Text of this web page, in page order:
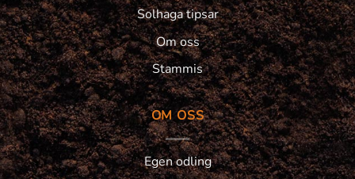
Solhaga tipsar
Om oss
Stammis
OM OSS
Egen odling